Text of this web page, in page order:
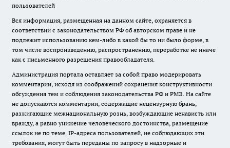
пользователей
Вся информация, размещенная на данном сайте, охраняется в
соответствии с законодательством РФ об авторском праве и не
подлежит использованию кем-либо в какой бы то ни было форме, в
том числе воспроизведению, распространению, переработке не иначе
как с письменного разрешения правообладателя.
Администрация портала оставляет за собой право модерировать
комментарии, исходя из соображений сохранения конструктивности
обсуждения тем и соблюдения законодательства РФ и РМЭ. На сайте
не допускаются комментарии, содержащие нецензурную брань,
разжигающие межнациональную рознь, возбуждающие ненависть или
вражду, а равно унижение человеческого достоинства, размещение
ссылок не по теме. IP-адреса пользователей, не соблюдающих эти
требования, могут быть переданы по запросу в надзорные и